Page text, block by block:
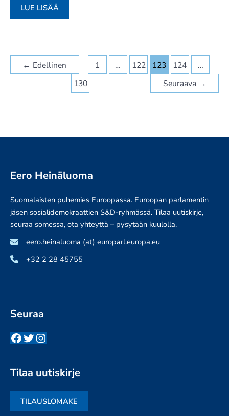
LAINAA
JA
HÄMÄRTYY,
MIHIN
LAINAA
TURUN
SANOMAT:
VÄITE:
KOMISSION
750
LUE LISÄÄ
← Edellinen 1 … 122 123 124
…
130
Seuraava →
Eero Heinäluoma
Suomalaisten puhemies Euroopassa. Euroopan parlamentin
jäsen sosialidemokraattien S&D-ryhmässä. Tilaa uutiskirje,
seuraa somessa, ota yhteyttä – pysytään kuulolla.
eero.heinaluoma (at) europarl.europa.eu
+32 2 28 45755
Seuraa
Facebook
Twitter
Instagram
Tilaa uutiskirje
TILAUSLOMAKE